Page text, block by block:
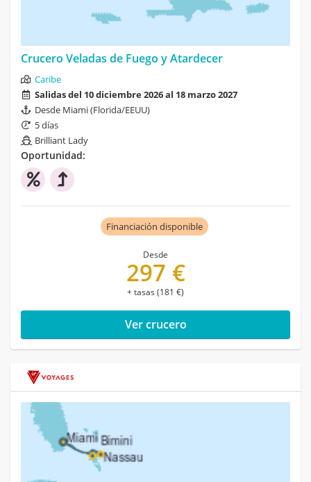
Crucero Veladas de Fuego y Atardecer
Caribe
Salidas del 10 diciembre 2026 al 18 marzo 2027
Desde Miami (Florida/EEUU)
5 días
Brilliant Lady
Oportunidad:
Financiación disponible
Desde
297 €
+ tasas (181 €)
Ver crucero